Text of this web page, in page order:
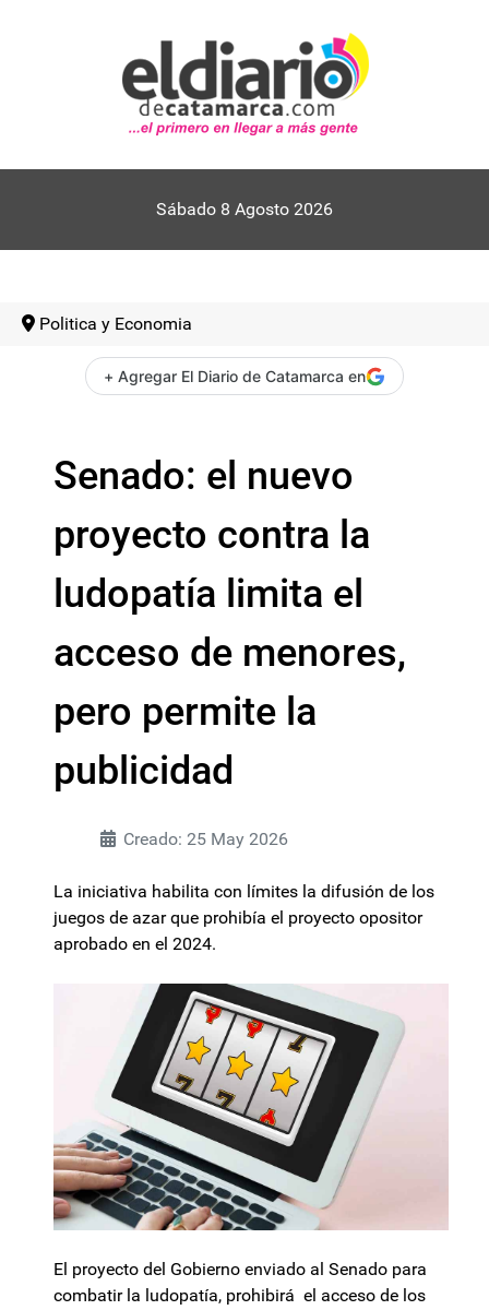
Sábado 8 Agosto 2026
Politica y Economia
+ Agregar El Diario de Catamarca en
Senado: el nuevo
proyecto contra la
ludopatía limita el
acceso de menores,
pero permite la
publicidad
Creado: 25 May 2026
La iniciativa habilita con límites la difusión de los
juegos de azar que prohibía el proyecto opositor
aprobado en el 2024.
El proyecto del Gobierno enviado al Senado para
combatir la ludopatía, prohibirá el acceso de los